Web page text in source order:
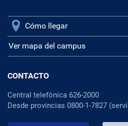
Cómo llegar
Ver mapa del campus
CONTACTO
Central telefónica 626-2000
Desde provincias 0800-1-7827